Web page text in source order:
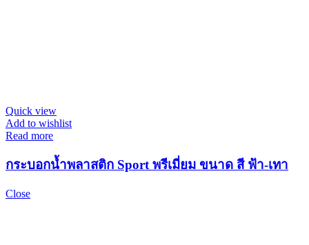
Quick view
Add to wishlist
Read more
กระบอกน้ำพลาสติก Sport พรีเมี่ยม ขนาด สี ฟ้า-เทา
Close